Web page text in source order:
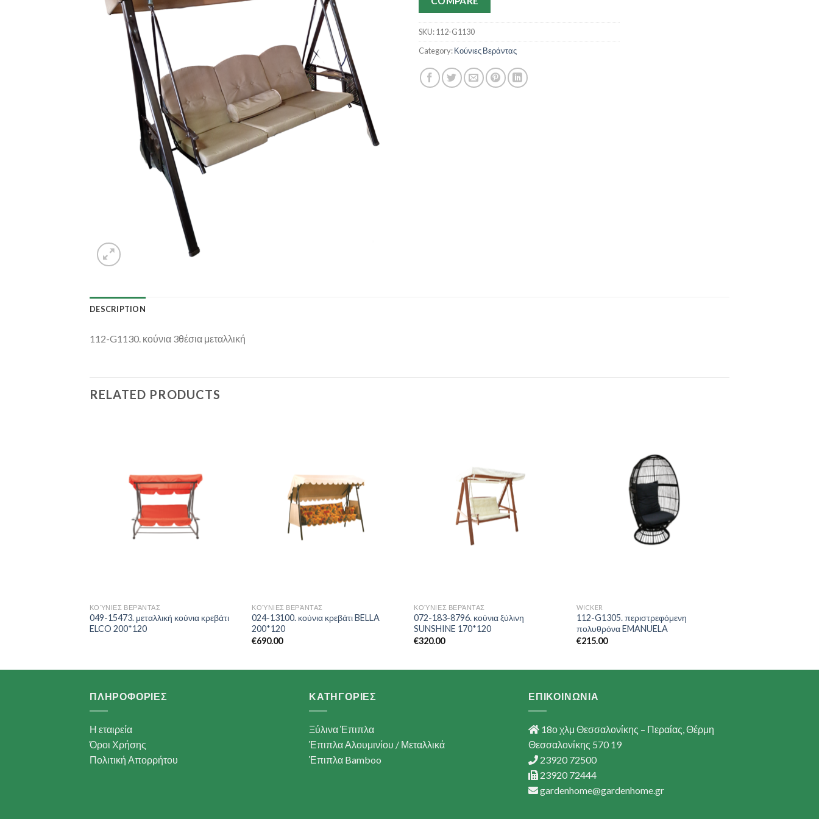
SKU:112-G1130
Category:Κούνιες Βεράντας
DESCRIPTION
112-G1130. κούνια 3θέσια μεταλλική
RELATED PRODUCTS
ΚΟΎΝΙΕΣ ΒΕΡΆΝΤΑΣ
049-15473. μεταλλική κούνια κρεβάτι
ELCO 200*120
ΚΟΎΝΙΕΣ ΒΕΡΆΝΤΑΣ
024-13100. κούνια κρεβάτι BELLA
200*120
€690.00
ΚΟΎΝΙΕΣ ΒΕΡΆΝΤΑΣ
072-183-8796. κούνια ξύλινη
SUNSHINE 170*120
€320.00
WICKER
112-G1305. περιστρεφόμενη
πολυθρόνα EMANUELA
€215.00
ΠΛΗΡΟΦΟΡΙΕΣ
Η εταιρεία
Όροι Χρήσης
Πολιτική Απορρήτου
ΚΑΤΗΓΟΡΙΕΣ
Ξύλινα Έπιπλα
Έπιπλα Αλουμινίου / Μεταλλικά
Έπιπλα Bamboo
ΕΠΙΚΟΙΝΩΝΙΑ
18ο χλμ Θεσσαλονίκης – Περαίας, Θέρμη
Θεσσαλονίκης 570 19
23920 72500
23920 72444
gardenhome@gardenhome.gr